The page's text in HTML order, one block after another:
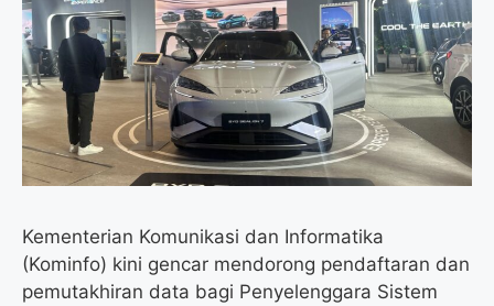
o
k
r
a
m
p
p
Kementerian Komunikasi dan Informatika
(Kominfo) kini gencar mendorong pendaftaran dan
pemutakhiran data bagi Penyelenggara Sistem